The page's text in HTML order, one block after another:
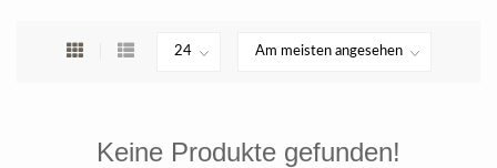
Keine Produkte gefunden!